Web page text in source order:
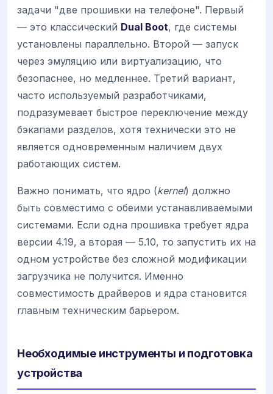
задачи "две прошивки на телефоне". Первый
— это классический Dual Boot, где системы
установлены параллельно. Второй — запуск
через эмуляцию или виртуализацию, что
безопаснее, но медленнее. Третий вариант,
часто используемый разработчиками,
подразумевает быстрое переключение между
бэкапами разделов, хотя технически это не
является одновременным наличием двух
работающих систем.
Важно понимать, что ядро (kernel) должно
быть совместимо с обеими устанавливаемыми
системами. Если одна прошивка требует ядра
версии 4.19, а вторая — 5.10, то запустить их на
одном устройстве без сложной модификации
загрузчика не получится. Именно
совместимость драйверов и ядра становится
главным техническим барьером.
Необходимые инструменты и подготовка
устройства